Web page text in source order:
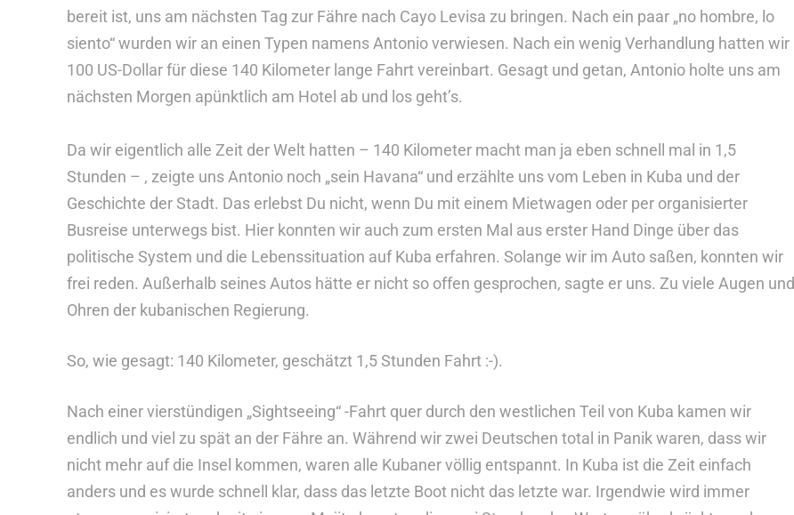
bereit ist, uns am nächsten Tag zur Fähre nach Cayo Levisa zu bringen. Nach ein paar „no hombre, lo
siento“ wurden wir an einen Typen namens Antonio verwiesen. Nach ein wenig Verhandlung hatten wir
100 US-Dollar für diese 140 Kilometer lange Fahrt vereinbart. Gesagt und getan, Antonio holte uns am
nächsten Morgen apünktlich am Hotel ab und los geht’s.
Da wir eigentlich alle Zeit der Welt hatten – 140 Kilometer macht man ja eben schnell mal in 1,5
Stunden – , zeigte uns Antonio noch „sein Havana“ und erzählte uns vom Leben in Kuba und der
Geschichte der Stadt. Das erlebst Du nicht, wenn Du mit einem Mietwagen oder per organisierter
Busreise unterwegs bist. Hier konnten wir auch zum ersten Mal aus erster Hand Dinge über das
politische System und die Lebenssituation auf Kuba erfahren. Solange wir im Auto saßen, konnten wir
frei reden. Außerhalb seines Autos hätte er nicht so offen gesprochen, sagte er uns. Zu viele Augen und
Ohren der kubanischen Regierung.
So, wie gesagt: 140 Kilometer, geschätzt 1,5 Stunden Fahrt :-).
Nach einer vierstündigen „Sightseeing“ -Fahrt quer durch den westlichen Teil von Kuba kamen wir
endlich und viel zu spät an der Fähre an. Während wir zwei Deutschen total in Panik waren, dass wir
nicht mehr auf die Insel kommen, waren alle Kubaner völlig entspannt. In Kuba ist die Zeit einfach
anders und es wurde schnell klar, dass das letzte Boot nicht das letzte war. Irgendwie wird immer